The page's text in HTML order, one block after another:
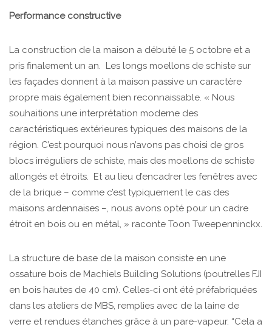
Performance constructive
La construction de la maison a débuté le 5 octobre et a
pris finalement un an. Les longs moellons de schiste sur
les façades donnent à la maison passive un caractère
propre mais également bien reconnaissable. « Nous
souhaitions une interprétation moderne des
caractéristiques extérieures typiques des maisons de la
région. C’est pourquoi nous n’avons pas choisi de gros
blocs irréguliers de schiste, mais des moellons de schiste
allongés et étroits. Et au lieu d’encadrer les fenêtres avec
de la brique – comme c’est typiquement le cas des
maisons ardennaises –, nous avons opté pour un cadre
étroit en bois ou en métal, » raconte Toon Tweepenninckx.
La structure de base de la maison consiste en une
ossature bois de Machiels Building Solutions (poutrelles FJI
en bois hautes de 40 cm). Celles-ci ont été préfabriquées
dans les ateliers de MBS, remplies avec de la laine de
verre et rendues étanches grâce à un pare-vapeur. “Cela a